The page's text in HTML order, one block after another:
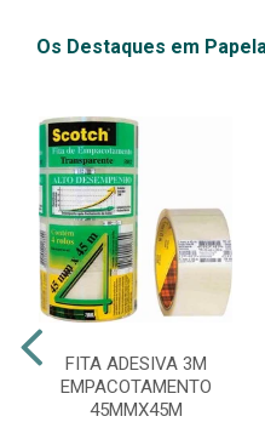
Os Destaques em
FITA ADESIVA 3M
EMPACOTAMENTO
45MMX45M